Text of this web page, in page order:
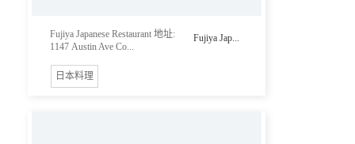
Fujiya Jap...
Fujiya Japanese Restaurant 地址:
1147 Austin Ave Co...
日本料理